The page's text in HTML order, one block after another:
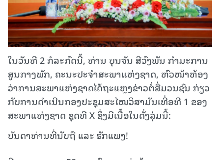
ໃນວັນທີ 2 ກໍລະກົດນີ້, ທ່ານ ບຸນຈັນ ສີວົງພັນ ກຳມະການ
ສູນກາງພັກ, ຄະນະປະຈໍາສະພາແຫ່ງຊາດ, ຫົວໜ້າຫ້ອງ
ວ່າການສະພາແຫ່ງຊາດໄດ້ຖະແຫຼງຂ່າວຕໍ່ສື່ມວນຊົນ ກ່ຽວ
ກັບການດໍາເນີນກອງປະຊຸມສະໄໝວິສາມັນເທື່ອທີ 1 ຂອງ
ສະພາແຫ່ງຊາດ ຊຸດທີ X ຊຶ່ງມີເນື້ອໃນດັ່ງລຸ່ມນີ້:
ບັນດາທ່ານທີ່ນັບຖື ແລະ ຮັກແພງ!